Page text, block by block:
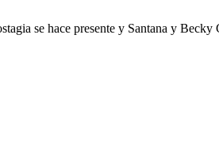
se hace presente y Santana y